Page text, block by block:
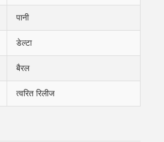
पानी
डेल्टा
बैरल
त्वरित रिलीज